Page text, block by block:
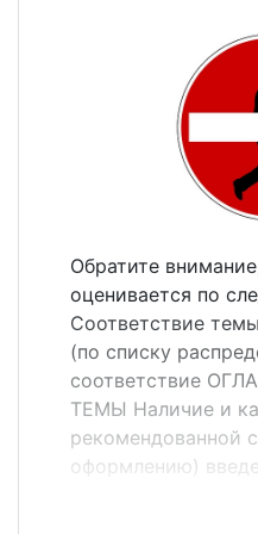
что на один слайд
среднем 40
слайд большим
информации и
дипломную работу
презентации.
информацию
центр слайда; При
желанию можно
бумажные копии
Примерный
Обратите
оценивается по
Соответствие
(по списку
соответствие
ТЕМЫ Наличие и
рекомендованной
оформлению)